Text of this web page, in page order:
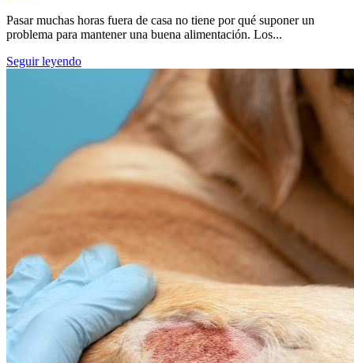
Pasar muchas horas fuera de casa no tiene por qué suponer un
problema para mantener una buena alimentación. Los...
Seguir leyendo